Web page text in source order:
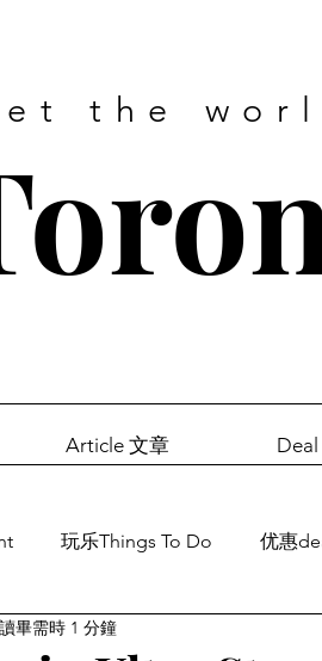
the
Article 文章
玩乐Things To Do 优惠
潮流others
讀畢需時 1 分鐘